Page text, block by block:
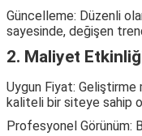
Güncelleme: Düzenli
sayesinde, değişen
2. Maliyet
Uygun Fiyat:
kaliteli bir siteye sahip
Profesyonel Görünüm: